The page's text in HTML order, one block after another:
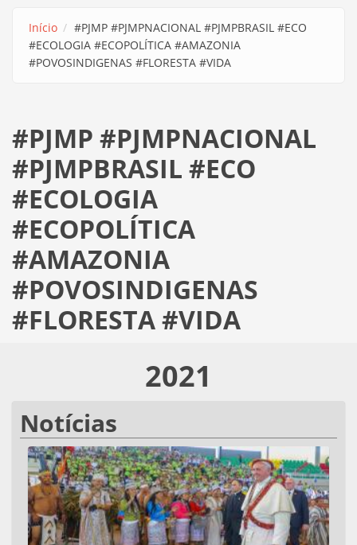
Início
#PJMP #PJMPNACIONAL #PJMPBRASIL #ECO
#ECOLOGIA #ECOPOLÍTICA #AMAZONIA
#POVOSINDIGENAS #FLORESTA #VIDA
#PJMP #PJMPNACIONAL
#PJMPBRASIL #ECO
#ECOLOGIA
#ECOPOLÍTICA
#AMAZONIA
#POVOSINDIGENAS
#FLORESTA #VIDA
2021
Notícias